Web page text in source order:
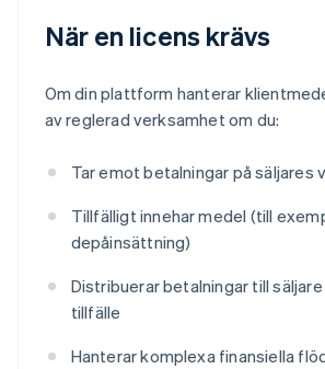
När en licens krävs
Om din plattform hanterar
av reglerad verksamhet om du:
Tar emot betalningar på säljares
Tillfälligt innehar medel (till
depåinsättning)
Distribuerar betalningar till
tillfälle
Hanterar komplexa finansiella